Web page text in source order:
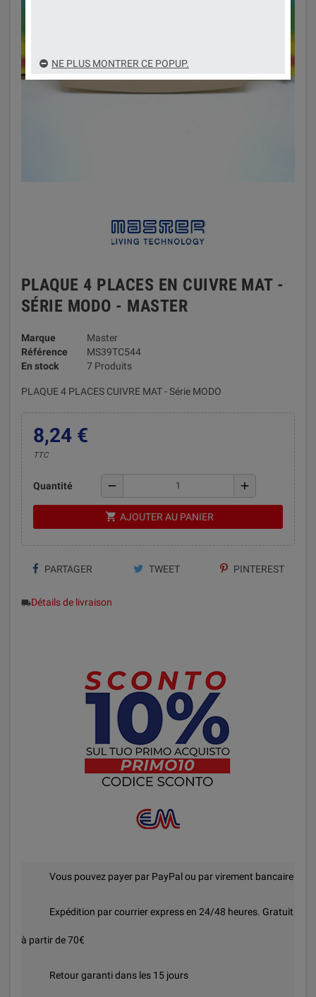
PLAQUE 4 PLACES EN CUIVRE MAT -
SÉRIE MODO - MASTER
Marque
Master
Référence
MS39TC544
En stock
7 Produits
PLAQUE 4 PLACES CUIVRE MAT - Série MODO
8,24 €
TTC
Quantité remove add
shopping_cart AJOUTER AU PANIER
PARTAGER TWEET PINTEREST
local_shippingDétails de livraison
Vous pouvez payer par PayPal ou par virement bancaire
Expédition par courrier express en 24/48 heures. Gratuit
à partir de 70€
Retour garanti dans les 15 jours
NE PLUS MONTRER CE POPUP.